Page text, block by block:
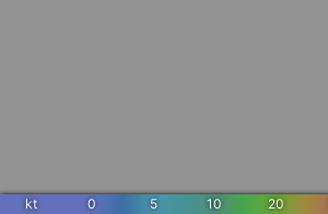
kt 0 5 10 20